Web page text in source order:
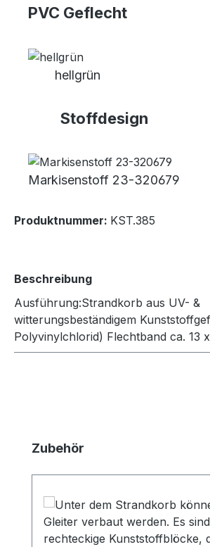
PVC Geflecht
hellgrün
Stoffdesign
Markisenstoff 23-320679
Produktnummer: KST.385
Beschreibung
Ausführung:Strandkorb aus UV- &
witterungsbeständigem
Polyvinylchlorid) Flechtband ca. 13
Produktgalerie überspringen
Zubehör